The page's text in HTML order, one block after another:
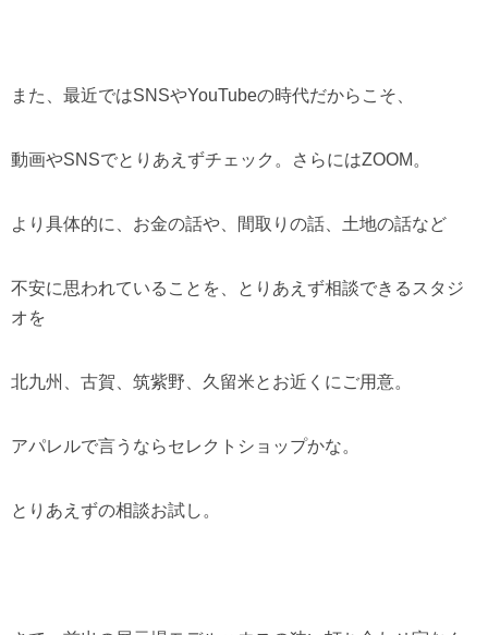
また、最近ではSNSやYouTubeの時代だからこそ、
動画やSNSでとりあえずチェック。さらにはZOOM。
より具体的に、お金の話や、間取りの話、土地の話など
不安に思われていることを、とりあえず相談できるスタジ
オを
北九州、古賀、筑紫野、久留米とお近くにご用意。
アパレルで言うならセレクトショップかな。
とりあえずの相談お試し。